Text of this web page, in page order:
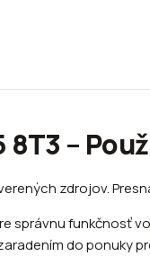
8T3 –
zdrojov.
správnu funkčnosť
do